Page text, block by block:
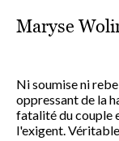
Maryse
Ni soumise ni
oppressant de la
fatalité du couple
l'exigent.